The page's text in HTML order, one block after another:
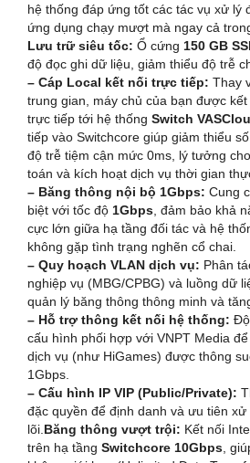
hệ thống đáp ứng tốt các tác vụ xử lý
ứng dụng chạy mượt mà ngay cả
Lưu trữ siêu tốc: Ổ cứng 150 GB
độ đọc ghi dữ liệu, giảm thiểu độ trễ
– Cáp Local kết nối trực tiếp: Thay
trung gian, máy chủ của bạn được
trực tiếp tới hệ thống Switch
tiếp vào Switchcore giúp giảm thiểu
độ trễ tiệm cận mức 0ms, lý tưởng
toán và kích hoạt dịch vụ thời gian
– Băng thông nội bộ 1Gbps: Cung
biệt với tốc độ 1Gbps , đảm bảo khả
cực lớn giữa hạ tầng đối tác và hệ
không gặp tình trạng nghẽn cổ chai.
– Quy hoạch VLAN dịch vụ: Phân
nghiệp vụ (MBG/CPBG) và luồng dữ
quản lý băng thông thông minh và
– Hỗ trợ thông kết nối hệ thống:
cấu hình phối hợp với VNPT Media
dịch vụ (như HiGames) được thông
1Gbps.
– Cấu hình IP VIP (Public/Private):
đặc quyền để định danh và ưu tiên
lõi. Băng thông vượt trội: Kết nối
trên hạ tầng Switchcore 10Gbps ,